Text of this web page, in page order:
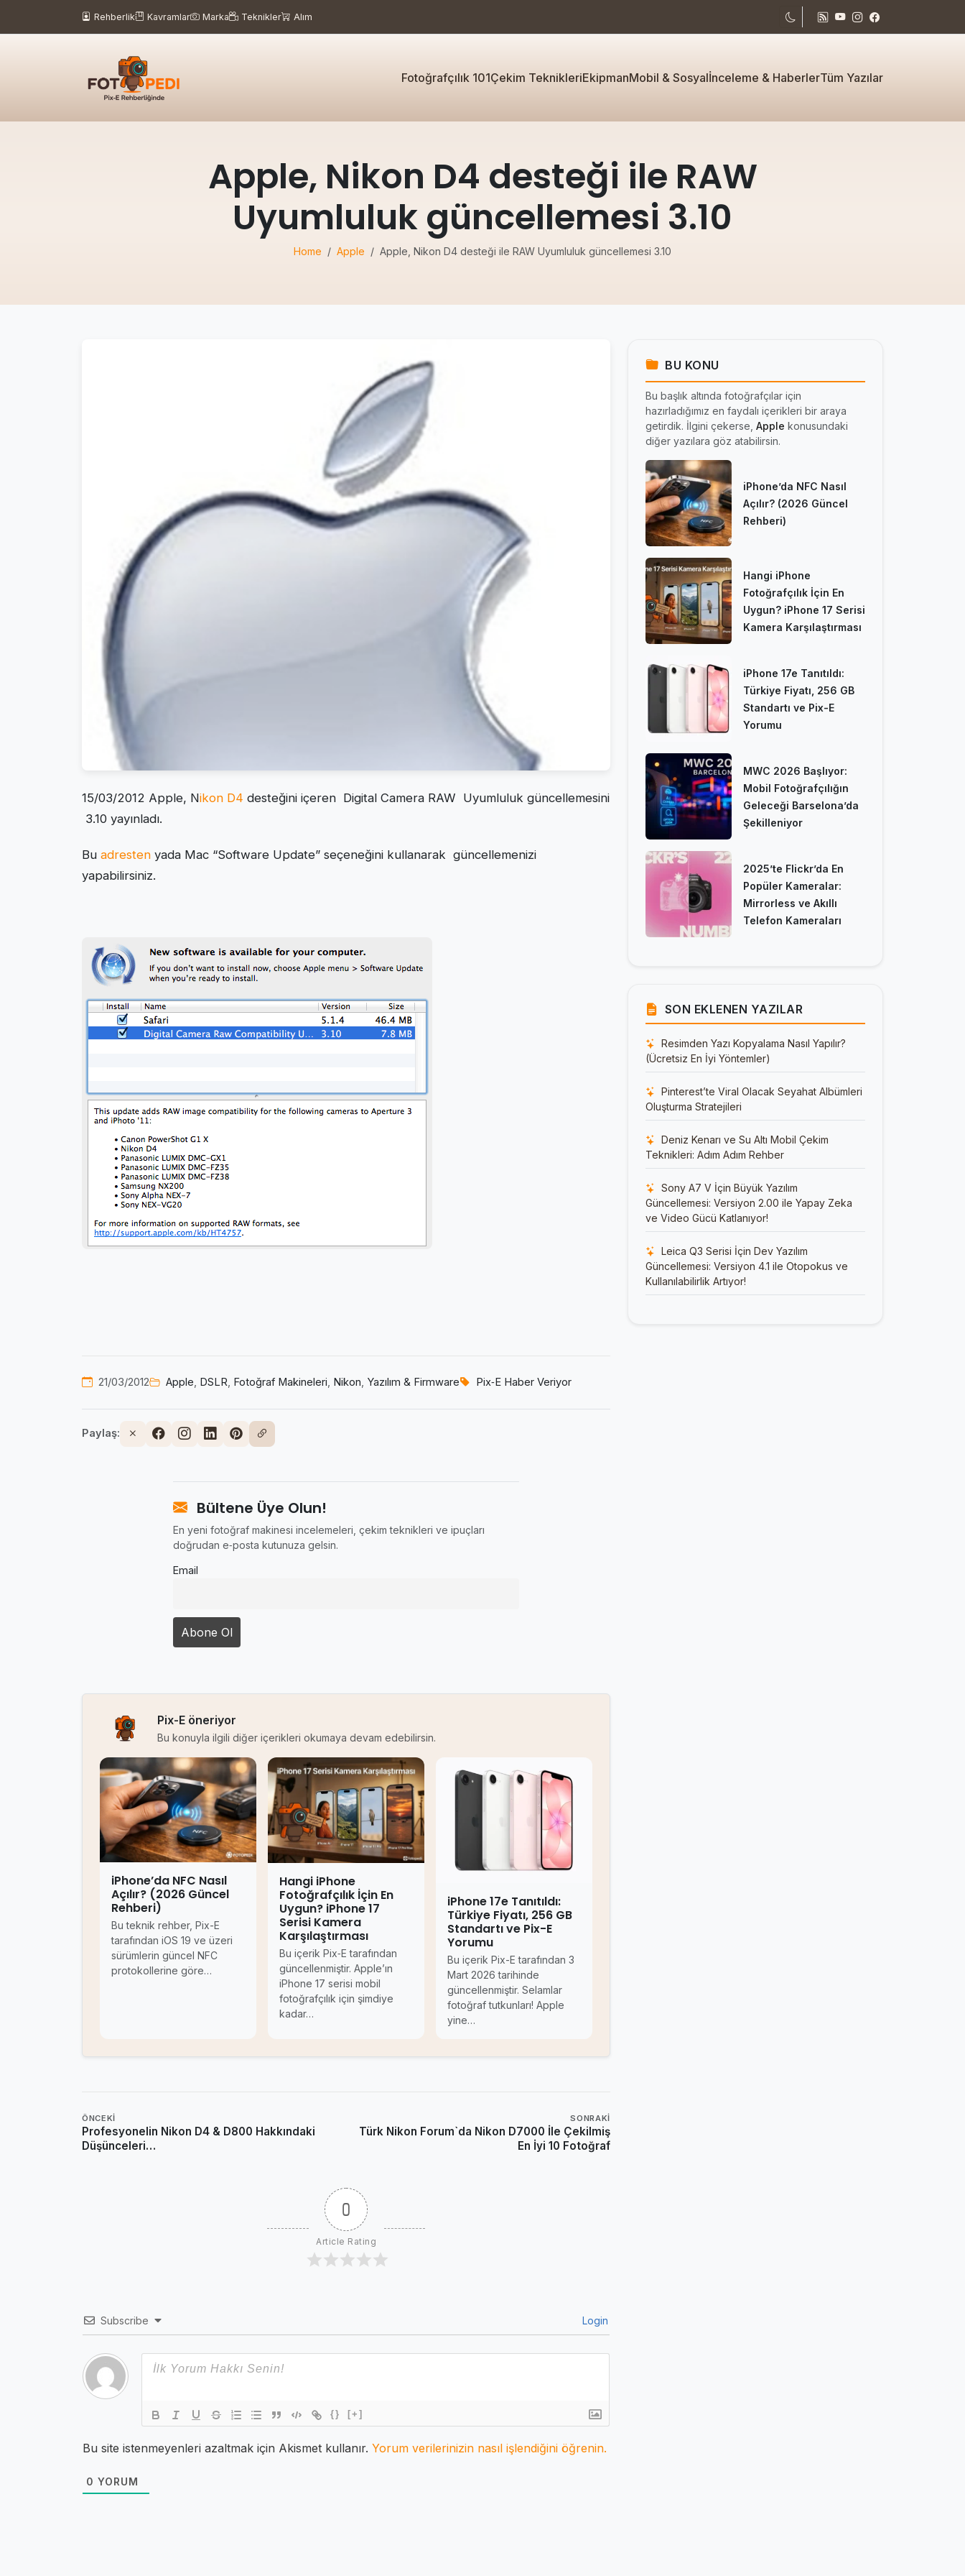
Rehberlik Kavramlar Marka Teknikler Alım
Fotoğrafçılık 101Çekim TeknikleriEkipmanMobil & Sosyalİnceleme & HaberlerTüm Yazılar
Apple, Nikon D4 desteği ile RAW
Uyumluluk güncellemesi 3.10
Home Apple Apple, Nikon D4 desteği ile RAW Uyumluluk güncellemesi 3.10
15/03/2012 Apple, Nikon D4 desteğini içeren Digital Camera RAW Uyumluluk güncellemesini
3.10 yayınladı.
Bu adresten yada Mac “Software Update” seçeneğini kullanarak güncellemenizi
yapabilirsiniz.
21/03/2012 Apple, DSLR, Fotoğraf Makineleri, Nikon, Yazılım & Firmware Pix‑E Haber Veriyor
Paylaş:
Bültene Üye Olun!
En yeni fotoğraf makinesi incelemeleri, çekim teknikleri ve ipuçları
doğrudan e‑posta kutunuza gelsin.
Email
Pix-E öneriyor
Bu konuyla ilgili diğer içerikleri okumaya devam edebilirsin.
iPhone’da NFC Nasıl
Açılır? (2026 Güncel
Rehberi)
Bu teknik rehber, Pix-E
tarafından iOS 19 ve üzeri
sürümlerin güncel NFC
protokollerine göre…
Hangi iPhone
Fotoğrafçılık İçin En
Uygun? iPhone 17
Serisi Kamera
Karşılaştırması
Bu içerik Pix‑E tarafından
güncellenmiştir. Apple’ın
iPhone 17 serisi mobil
fotoğrafçılık için şimdiye
kadar…
iPhone 17e Tanıtıldı:
Türkiye Fiyatı, 256 GB
Standartı ve Pix-E
Yorumu
Bu içerik Pix-E tarafından 3
Mart 2026 tarihinde
güncellenmiştir. Selamlar
fotoğraf tutkunları! Apple
yine…
ÖNCEKI
Profesyonelin Nikon D4 & D800 Hakkındaki
Düşünceleri…
SONRAKI
Türk Nikon Forum`da Nikon D7000 İle Çekilmiş
En İyi 10 Fotoğraf
0
Article Rating
Subscribe Login
{} [+]
Bu site istenmeyenleri azaltmak için Akismet kullanır. Yorum verilerinizin nasıl işlendiğini öğrenin.
0 YORUM
BU KONU
Bu başlık altında fotoğrafçılar için
hazırladığımız en faydalı içerikleri bir araya
getirdik. İlgini çekerse, Apple konusundaki
diğer yazılara göz atabilirsin.
iPhone’da NFC Nasıl
Açılır? (2026 Güncel
Rehberi)
Hangi iPhone
Fotoğrafçılık İçin En
Uygun? iPhone 17 Serisi
Kamera Karşılaştırması
iPhone 17e Tanıtıldı:
Türkiye Fiyatı, 256 GB
Standartı ve Pix-E
Yorumu
MWC 2026 Başlıyor:
Mobil Fotoğrafçılığın
Geleceği Barselona’da
Şekilleniyor
2025’te Flickr’da En
Popüler Kameralar:
Mirrorless ve Akıllı
Telefon Kameraları
SON EKLENEN YAZILAR
Resimden Yazı Kopyalama Nasıl Yapılır?
(Ücretsiz En İyi Yöntemler)
Pinterest’te Viral Olacak Seyahat Albümleri
Oluşturma Stratejileri
Deniz Kenarı ve Su Altı Mobil Çekim
Teknikleri: Adım Adım Rehber
Sony A7 V İçin Büyük Yazılım
Güncellemesi: Versiyon 2.00 ile Yapay Zeka
ve Video Gücü Katlanıyor!
Leica Q3 Serisi İçin Dev Yazılım
Güncellemesi: Versiyon 4.1 ile Otopokus ve
Kullanılabilirlik Artıyor!